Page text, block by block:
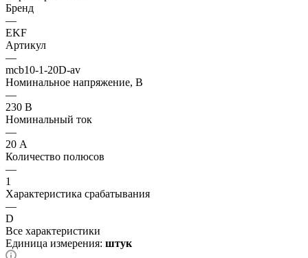
Бренд
—
EKF
Артикул
—
mcb10-1-20D-av
Номинальное напряжение, В
—
230 В
Номинальный ток
—
20 А
Количество полюсов
—
1
Характеристика срабатывания
—
D
Все характеристики
Единица измерения: штук